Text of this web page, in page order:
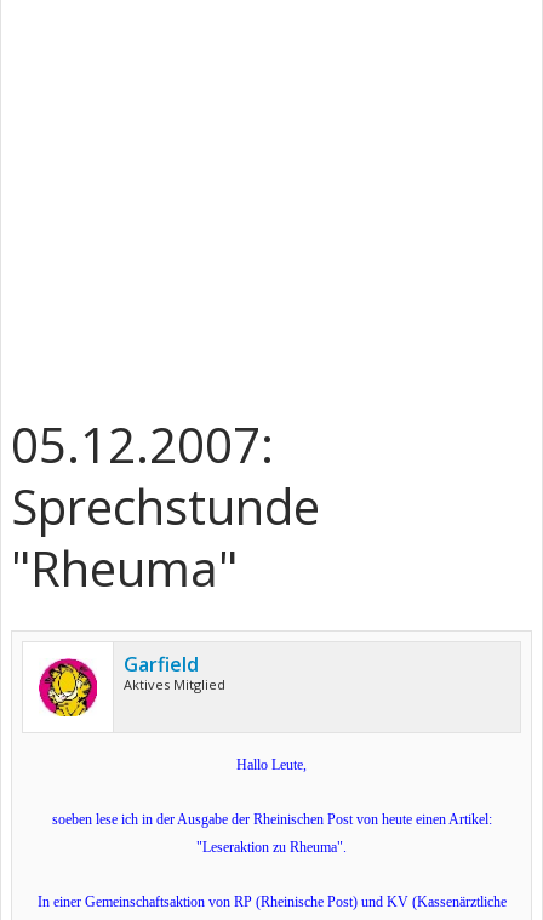
05.12.2007:
Sprechstunde
"Rheuma"
Garfield
Aktives Mitglied
Hallo Leute,
soeben lese ich in der Ausgabe der Rheinischen Post von heute einen Artikel:
"Leseraktion zu Rheuma".
In einer Gemeinschaftsaktion von RP (Rheinische Post) und KV (Kassenärztliche